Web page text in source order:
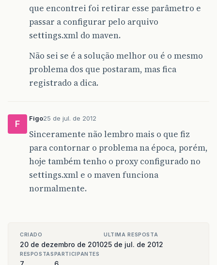
que encontrei foi retirar esse parâmetro e
passar a configurar pelo arquivo
settings.xml do maven.
Não sei se é a solução melhor ou é o mesmo
problema dos que postaram, mas fica
registrado a dica.
F
Figo25 de jul. de 2012
Sinceramente não lembro mais o que fiz
para contornar o problema na época, porém,
hoje também tenho o proxy configurado no
settings.xml e o maven funciona
normalmente.
CRIADO
20 de dezembro de 2010
ULTIMA RESPOSTA
25 de jul. de 2012
RESPOSTAS PARTICIPANTES